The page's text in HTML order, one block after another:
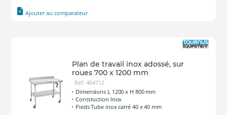
Ajouter au comparateur
Plan de travail inox adossé, sur
roues 700 x 1200 mm
Ref: 464712
Dimensions L 1200 x H 800 mm
Construction Inox
Pieds Tube inox carré 40 x 40 mm